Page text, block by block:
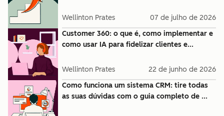
Wellinton Prates
07 de julho de 2026
Customer 360: o que é, como implementar e
como usar IA para fidelizar clientes e...
Wellinton Prates
22 de junho de 2026
Como funciona um sistema CRM: tire todas
as suas dúvidas com o guia completo de ...